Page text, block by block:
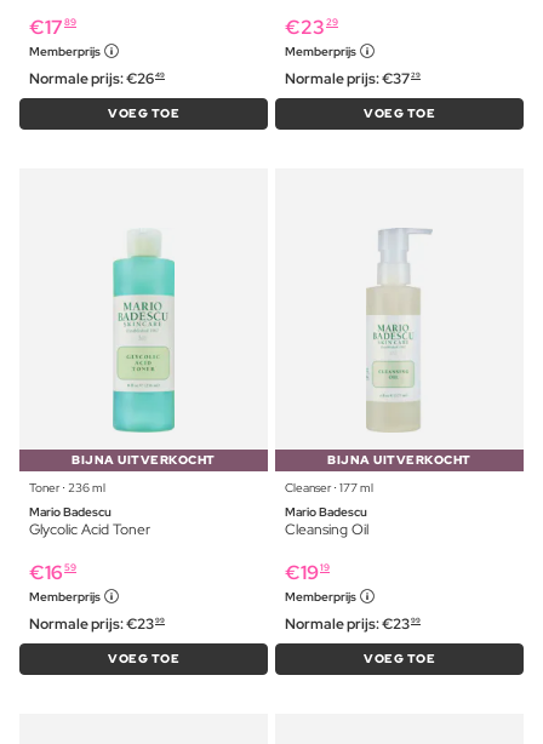
€17 89
Memberprijs
Normale prijs:€2649
VOEG TOE
€23 29
Memberprijs
Normale prijs:€3729
VOEG TOE
BIJNA UITVERKOCHT
Toner ⋅ 236 ml
Mario Badescu
Glycolic Acid Toner
€16 59
Memberprijs
Normale prijs:€2399
VOEG TOE
BIJNA UITVERKOCHT
Cleanser ⋅ 177 ml
Mario Badescu
Cleansing Oil
€1919
Memberprijs
Normale prijs:€2399
VOEG TOE